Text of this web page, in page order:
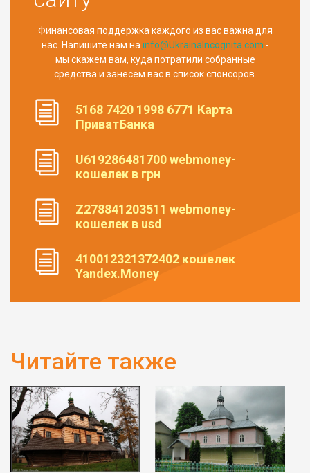
Финансовая поддержка каждого из вас важна для
нас. Напишите нам на info@UkrainaIncognita.com -
мы скажем вам, куда потратили собранные
средства и занесем вас в список спонсоров.
5168 7420 1998 6771 Карта
ПриватБанка
U619286481700 webmoney-
кошелек в грн
Z278841203511 webmoney-
кошелек в usd
410012321372402 кошелек
Yandex.Money
Читайте также